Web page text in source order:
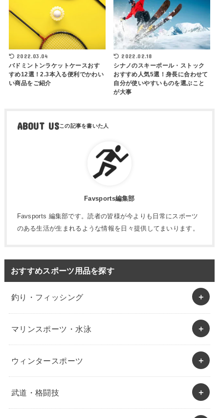
2022.03.04
バドミントンラケットケースおす
すめ12選！2.3本入る便利でかわい
い商品をご紹介
2022.02.18
シナノのスキーポール・ストック
おすすめ人気5選！身長に合わせて
自分が使いやすいものを選ぶこと
が大事
ABOUT US
Favsports編集部
Favsports 編集部です。読者の皆様が今よりも日常にスポーツ
のある生活が生まれるような情報を日々提供してまいります。
おすすめスポーツ用品を探す
釣り・フィッシング
マリンスポーツ・水泳
ウィンタースポーツ
武道・格闘技